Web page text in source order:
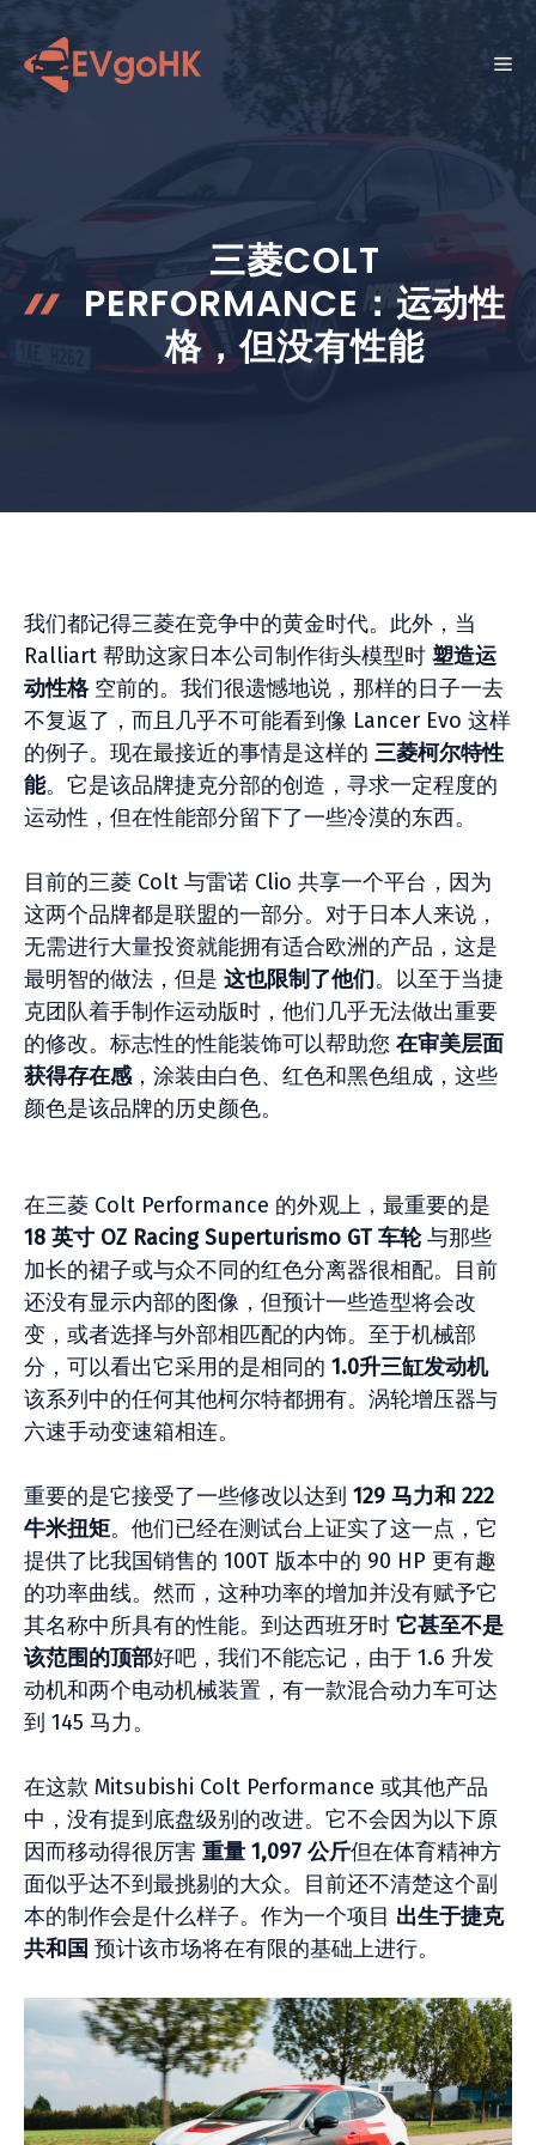
菜
三菱COLT
PERFORMANCE：运动性
格，但没有性能
我们都记得三菱在竞争中的黄金时代。此外，当
Ralliart 帮助这家日本公司制作街头模型时 塑造运
动性格空前的。我们很遗憾地说，那样的日子一去
不复返了，而且几乎不可能看到像 Lancer Evo 这样
的例子。现在最接近的事情是这样的 三菱柯尔特性
能。它是该品牌捷克分部的创造，寻求一定程度的
运动性，但在性能部分留下了一些冷漠的东西。
目前的三菱 Colt 与雷诺 Clio 共享一个平台，因为
这两个品牌都是联盟的一部分。对于日本人来说，
无需进行大量投资就能拥有适合欧洲的产品，这是
最明智的做法，但是 这也限制了他们。以至于当捷
克团队着手制作运动版时，他们几乎无法做出重要
的修改。标志性的性能装饰可以帮助您 在审美层面
获得存在感，涂装由白色、红色和黑色组成，这些
颜色是该品牌的历史颜色。
在三菱 Colt Performance 的外观上，最重要的是
18 英寸 OZ Racing Superturismo GT 车轮与那些
加长的裙子或与众不同的红色分离器很相配。目前
还没有显示内部的图像，但预计一些造型将会改
变，或者选择与外部相匹配的内饰。至于机械部
分，可以看出它采用的是相同的 1.0升三缸发动机
该系列中的任何其他柯尔特都拥有。涡轮增压器与
六速手动变速箱相连。
重要的是它接受了一些修改以达到 129 马力和 222
牛米扭矩。他们已经在测试台上证实了这一点，它
提供了比我国销售的 100T 版本中的 90 HP 更有趣
的功率曲线。然而，这种功率的增加并没有赋予它
其名称中所具有的性能。到达西班牙时 它甚至不是
该范围的顶部好吧，我们不能忘记，由于 1.6 升发
动机和两个电动机械装置，有一款混合动力车可达
到 145 马力。
在这款 Mitsubishi Colt Performance 或其他产品
中，没有提到底盘级别的改进。它不会因为以下原
因而移动得很厉害 重量 1,097 公斤但在体育精神方
面似乎达不到最挑剔的大众。目前还不清楚这个副
本的制作会是什么样子。作为一个项目 出生于捷克
共和国 预计该市场将在有限的基础上进行。